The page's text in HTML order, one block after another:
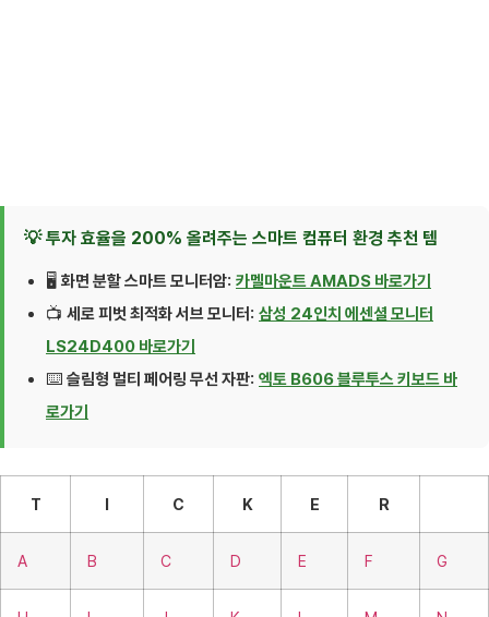
💡 투자 효율을 200% 올려주는 스마트 컴퓨터 환경 추천 템
🖥️ 화면 분할 스마트 모니터암: 카멜마운트 AMADS 바로가기
📺 세로 피벗 최적화 서브 모니터: 삼성 24인치 에센셜 모니터
LS24D400 바로가기
⌨️ 슬림형 멀티 페어링 무선 자판: 엑토 B606 블루투스 키보드 바
로가기
T I C K E R
A B C D E F G